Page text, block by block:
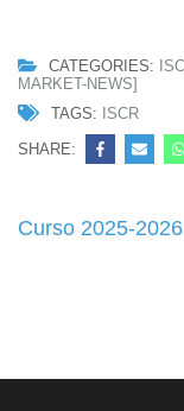
CATEGORIES:
MARKET-NEWS]
TAGS:
ISCR
SHARE:
Navegación
Curso 2025-2026